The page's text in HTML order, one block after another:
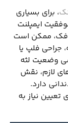
، برای بسیاری
ایمپلنت
فک، ممکن است
جراحی فلپ یا
وضعیت لثه
لازم، نقش
دارد.
نیاز به